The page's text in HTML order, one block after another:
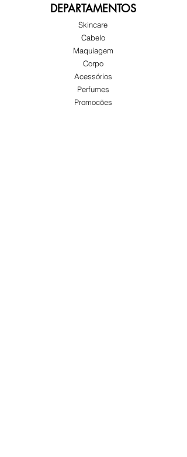
DEPARTAMENTOS
Skincare
Cabelo
Maquiagem
Corpo
Acessórios
Perfumes
Promoções